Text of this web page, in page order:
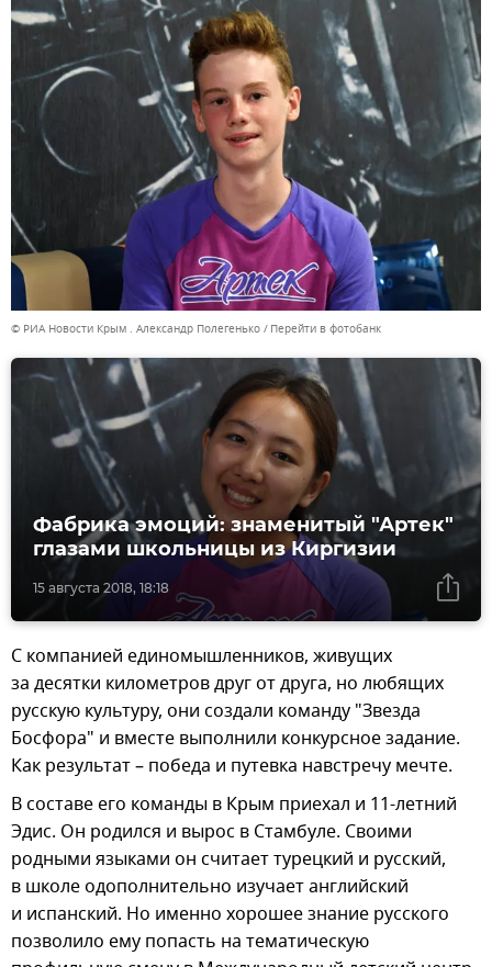
© РИА Новости Крым . Александр Полегенько Перейти в фотобанк
15 августа 2018, 18:18
Фабрика эмоций: знаменитый "Артек"
глазами школьницы из Киргизии
С компанией единомышленников, живущих
за десятки километров друг от друга, но любящих
русскую культуру, они создали команду "Звезда
Босфора" и вместе выполнили конкурсное задание.
Как результат – победа и путевка навстречу мечте.
В составе его команды в Крым приехал и 11-летний
Эдис. Он родился и вырос в Стамбуле. Своими
родными языками он считает турецкий и русский,
в школе одополнительно изучает английский
и испанский. Но именно хорошее знание русского
позволило ему попасть на тематическую